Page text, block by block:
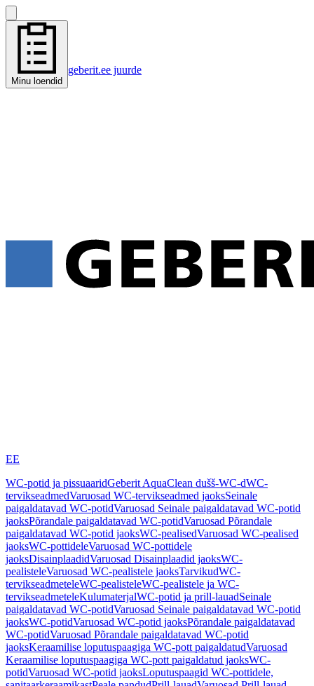
Minu loendid
geberit.ee juurde
EE
WC-potid ja pissuaaridGeberit AquaClean dušš-WC-dWC-
tervikseadmedVaruosad WC-tervikseadmed jaoksSeinale
paigaldatavad WC-potidVaruosad Seinale paigaldatavad WC-potid
jaoksPõrandale paigaldatavad WC-potidVaruosad Põrandale
paigaldatavad WC-potid jaoksWC-pealisedVaruosad WC-pealised
jaoksWC-pottideleVaruosad WC-pottidele
jaoksDisainplaadidVaruosad Disainplaadid jaoksWC-
pealisteleVaruosad WC-pealistele jaoksTarvikudWC-
tervikseadmeteleWC-pealisteleWC-pealistele ja WC-
tervikseadmeteleKulumaterjalWC-potid ja prill-lauadSeinale
paigaldatavad WC-potidVaruosad Seinale paigaldatavad WC-potid
jaoksWC-potidVaruosad WC-potid jaoksPõrandale paigaldatavad
WC-potidVaruosad Põrandale paigaldatavad WC-potid
jaoksKeraamilise loputuspaagiga WC-pott paigaldatudVaruosad
Keraamilise loputuspaagiga WC-pott paigaldatud jaoksWC-
potidVaruosad WC-potid jaoksLoputuspaagid WC-pottidele,